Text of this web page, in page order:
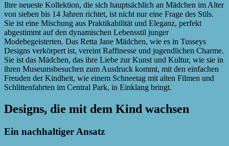
Ihre neueste Kollektion, die sich hauptsächlich an Mädchen im Alter
von sieben bis 14 Jahren richtet, ist nicht nur eine Frage des Stils.
Sie ist eine Mischung aus Praktikabilität und Eleganz, perfekt
abgestimmt auf den dynamischen Lebensstil junger
Modebegeisterten. Das Retta Jane Mädchen, wie es in Tusseys
Designs verkörpert ist, vereint Raffinesse und jugendlichen Charme.
Sie ist das Mädchen, das ihre Liebe zur Kunst und Kultur, wie sie in
ihren Museumsbesuchen zum Ausdruck kommt, mit den einfachen
Freuden der Kindheit, wie einem Schneetag mit alten Filmen und
Schlittenfahrten im Central Park, in Einklang bringt.
Designs, die mit dem Kind wachsen
Ein nachhaltiger Ansatz